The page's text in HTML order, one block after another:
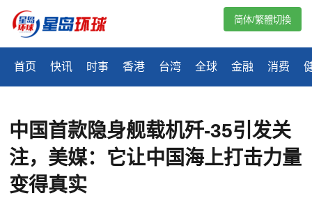
首页 快讯 时事 香港 台湾 全球 金融 消费
简体/繁體切換
中国首款隐身舰载机歼-35引发关
注，美媒：它让中国海上打击力量
变得真实